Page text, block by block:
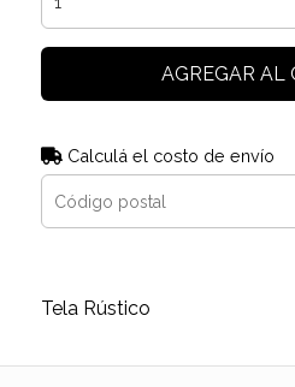
AGREGAR AL
Calculá el costo de envío
Tela Rústico